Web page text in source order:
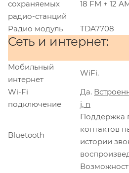
сохраняемых
радио-станций
18 FM + 12
Радио модуль TDA7708
Сеть и интернет:
Мобильный
интернет
WiFi.
Wi-Fi
подключение
Да.
j, n
Bluetooth
Поддержка
контактов
истории